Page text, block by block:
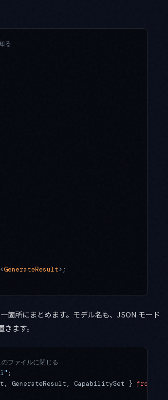
る
<GenerateResult>;
箇所にまとめます。モデル名も、JSON モード
ます。
ァイルに閉じる
;
GenerateResult, CapabilitySet } from